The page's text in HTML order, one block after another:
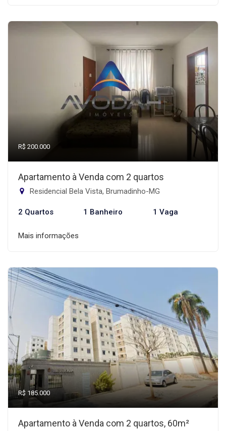
R$ 200.000
Apartamento à Venda com 2 quartos
Residencial Bela Vista, Brumadinho-MG
2 Quartos 1 Banheiro 1 Vaga
Mais informações
R$ 185.000
Apartamento à Venda com 2 quartos, 60m²